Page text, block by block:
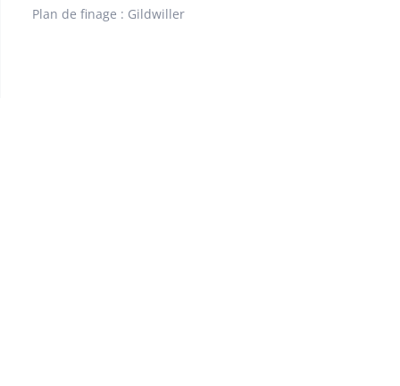
Plan de finage : Gildwiller